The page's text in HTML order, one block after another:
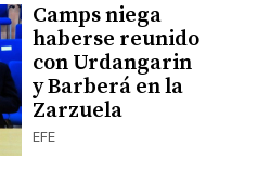
Camps niega
haberse reunido
con Urdangarin
y Barberá en la
Zarzuela
EFE